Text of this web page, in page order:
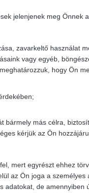
jelenjenek meg Önnek
zavarkeltő használat
vagy egyéb,
hogy Ön
bármely más célra,
kérjük az Ön
mert egyrészt ehhez
az Ön joga a személyes
adatokat, de amennyiben